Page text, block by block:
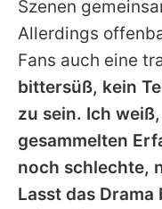
Szenen
Allerdings
Fans auch eine
bittersüß, kein
zu sein. Ich
gesammelten
noch schlechte,
Lasst das